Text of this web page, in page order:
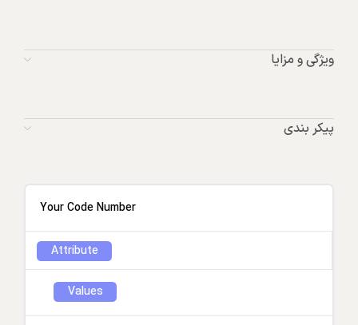
ویژگی و مزایا
پیکر بندی
Your Code Number
Attribute
Values